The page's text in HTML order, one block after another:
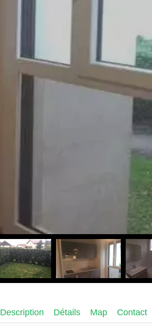
Description Détails Map Contact